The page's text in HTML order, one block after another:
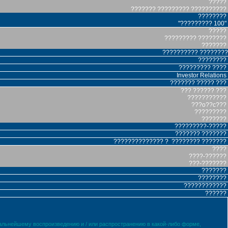
?????
??????? ????????? ??????????
????????
"????????? 100"
?????
????????? ????????
???????
?????????? ????????
????????
????????? ????
Investor Relations
??????? ????? ???
??? ?????? ???
???????????
???o??c???
?????????
???????
?????????-?????
??????? ???????
?????????????? ? ???????? ???????
????
????-??????
???-???????
???????
????????
????????????
??????
воспроизведению и / или распространению в какой-либо форме,